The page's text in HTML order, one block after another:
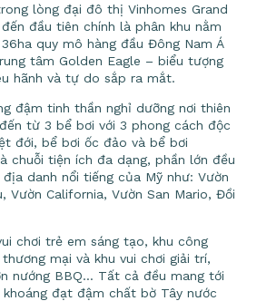
lòng đại đô thị Vinhomes Grand
đầu tiên chính là phân khu nằm
quy mô hàng đầu Đông Nam Á
tâm Golden Eagle – biểu tượng
hãnh và tự do sắp ra mắt.
đậm tinh thần nghỉ dưỡng nơi thiên
từ 3 bể bơi với 3 phong cách độc
đới, bể bơi ốc đảo và bể bơi
chuỗi tiện ích đa dạng, phần lớn đều
danh nổi tiếng của Mỹ như: Vườn
Vườn California, Vườn San Mario, Đồi
chơi trẻ em sáng tạo, khu công
mại và khu vui chơi giải trí,
nướng BBQ… Tất cả đều mang tới
đạt đậm chất bờ Tây nước